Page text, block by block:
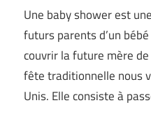
Une baby shower est
futurs parents d’un
couvrir la future mère
fête traditionnelle nous
Unis. Elle consiste à